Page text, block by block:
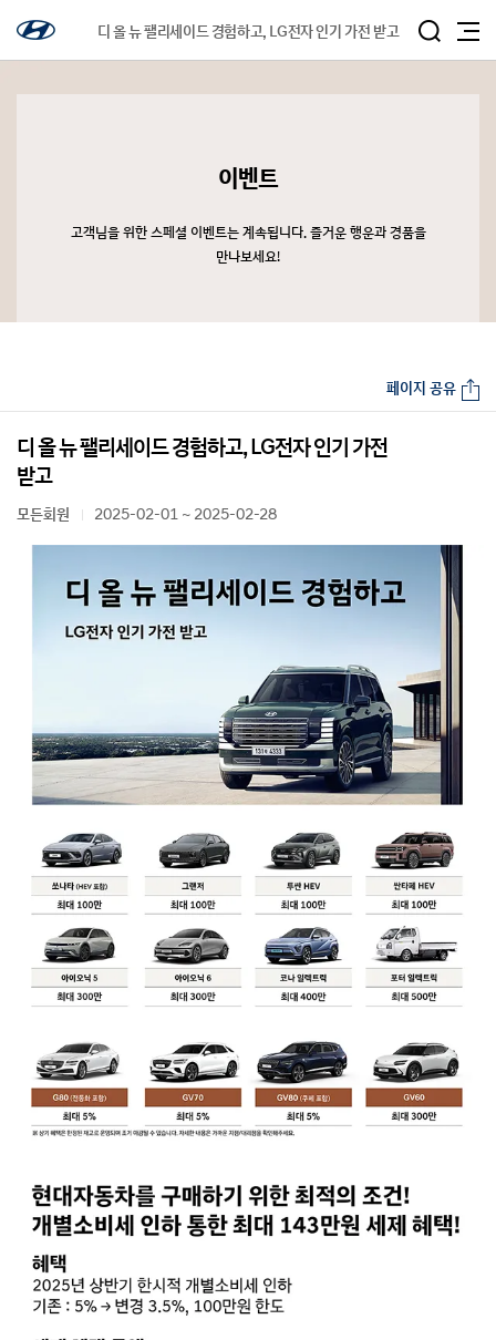
디 올 뉴 팰리세이드 경험하고, LG전자 인기 가전 받고
이벤트
고객님을 위한 스페셜 이벤트는 계속됩니다. 즐거운 행운과 경품을
만나보세요!
디 올 뉴 팰리세이드 경험하고, LG전자 인기 가전
받고
모든회원 2025-02-01 ~ 2025-02-28
페이지 공유